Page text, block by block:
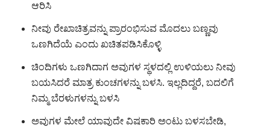
ಆರಿಸಿ
ನೀವು ರೇಖಾಚಿತ್ರವನ್ನು ಪ್ರಾರಂಭಿಸುವ ಮೊದಲು ಬಣ್ಣವು
ಒಣಗಿದೆಯೆ ಎಂದು ಖಚಿತಪಡಿಸಿಕೊಳ್ಳಿ
ಚಿಂದಿಗಳು ಒಣಗಿದಾಗ ಅವುಗಳ ಸ್ಥಳದಲ್ಲಿ ಉಳಿಯಲು ನೀವು
ಬಯಸಿದರೆ ಮಾತ್ರ ಕುಂಚಗಳನ್ನು ಬಳಸಿ. ಇಲ್ಲದಿದ್ದರೆ, ಬದಲಿಗೆ
ನಿಮ್ಮ ಬೆರಳುಗಳನ್ನು ಬಳಸಿ
ಅವುಗಳ ಮೇಲೆ ಯಾವುದೇ ವಿಷಕಾರಿ ಅಂಟು ಬಳಸಬೇಡಿ,